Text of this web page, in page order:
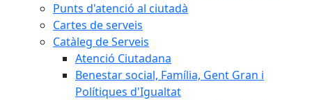
Punts d'atenció al ciutadà
Cartes de serveis
Catàleg de Serveis
Atenció Ciutadana
Benestar social, Família, Gent Gran i
Polítiques d'Igualtat